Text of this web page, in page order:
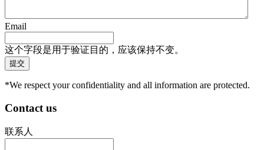
Email
这个字段是用于验证目的，应该保持不变。
*We respect your confidentiality and all information are protected.
Contact us
联系人